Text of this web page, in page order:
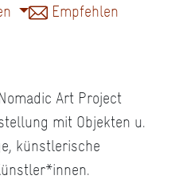
Empfehlen
Art Project
mit Objekten u.
künstlerische